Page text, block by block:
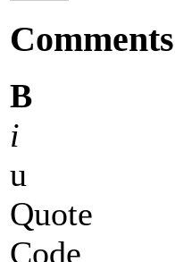
Comments
B
i
u
Quote
Code